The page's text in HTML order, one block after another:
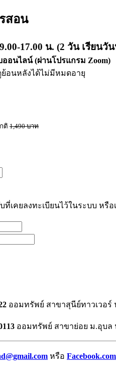
สอน
17.00 น. (2 วัน เรียนวั
อนไลน์ (ผ่านโปรแกรม Zoom)
อนหลังได้ไม่มีหมดอายุ
ติ 1,490บาท
เคยลงทะเบียนไว้ในระบบ หรื
ออมทรัพย์ สาขาสุนีย์ทาวเวอ
ออมทรัพย์ สาขาย่อย ม.อุบ
หรือ